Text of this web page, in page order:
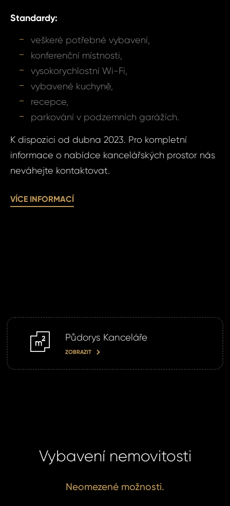
Standardy:
veškeré potřebné vybavení,
konferenční místnosti,
vysokorychlostní Wi-Fi,
vybavené kuchyně,
recepce,
parkování v podzemních garážích.
K dispozici od dubna 2023. Pro kompletní
informace o nabídce kancelářských prostor nás
neváhejte kontaktovat.
VÍCE INFORMACÍ
Půdorys Kanceláře
ZOBRAZIT
Vybavení nemovitosti
Neomezené možnosti.